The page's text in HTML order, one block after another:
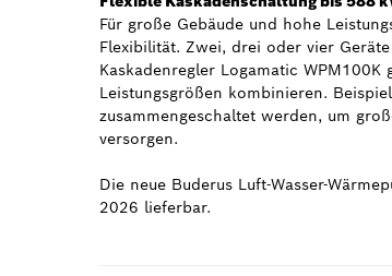
Für große Gebäude und hohe
Flexibilität. Zwei, drei oder vier
Kaskadenregler Logamatic
Leistungsgrößen kombinieren.
zusammengeschaltet werden, um
versorgen.
Die neue Buderus Luft-Wasser-
2026 lieferbar.